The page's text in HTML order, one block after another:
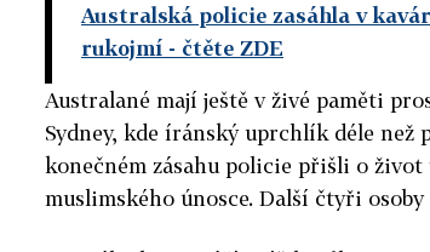
Australská policie zasáhla v
rukojmí - čtěte ZDE
Australané mají ještě v živé paměti
Sydney, kde íránský uprchlík déle než
konečném zásahu policie přišli o
muslimského únosce. Další čtyři